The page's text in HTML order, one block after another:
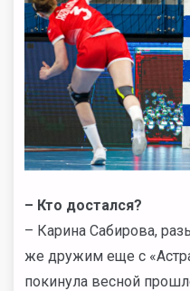
– Кто достался?
– Карина Сабирова,
же дружим еще с
покинула весной